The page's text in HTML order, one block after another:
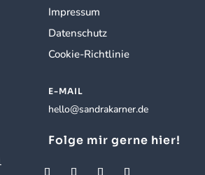
Impressum
Datenschutz
Cookie-Richtlinie
E-MAIL
hello@sandrakarner.de
Folge mir gerne hier!